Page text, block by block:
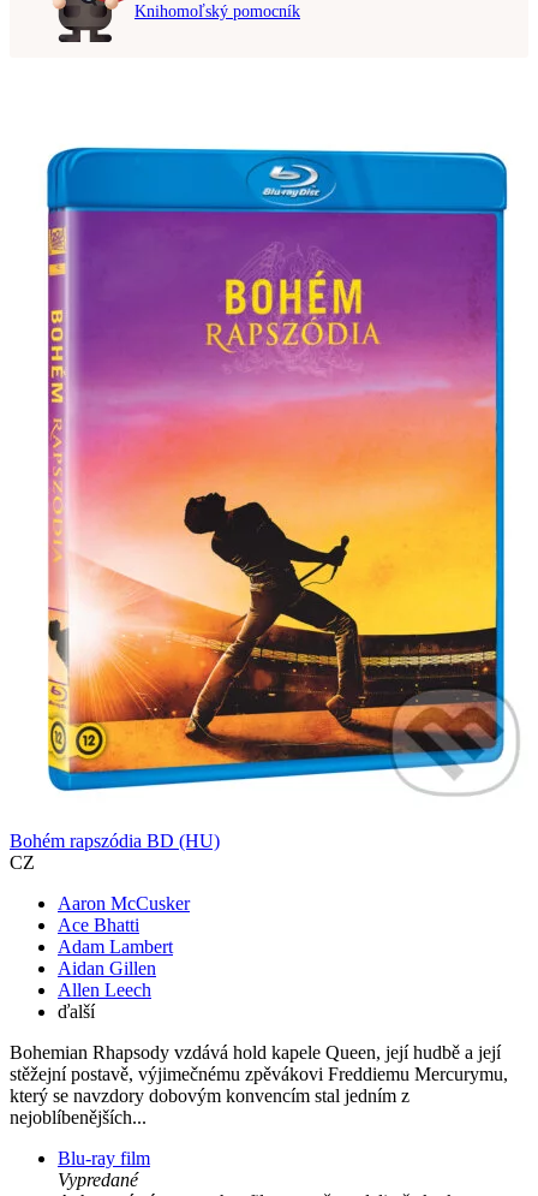
Knihomoľský pomocník
Bohém rapszódia BD (HU)
CZ
Aaron McCusker
Ace Bhatti
Adam Lambert
Aidan Gillen
Allen Leech
ďalší
Bohemian Rhapsody vzdává hold kapele Queen, její hudbě a její
stěžejní postavě, výjimečnému zpěvákovi Freddiemu Mercurymu,
který se navzdory dobovým konvencím stal jedním z
nejoblíbenějších...
Blu-ray film
Vypredané